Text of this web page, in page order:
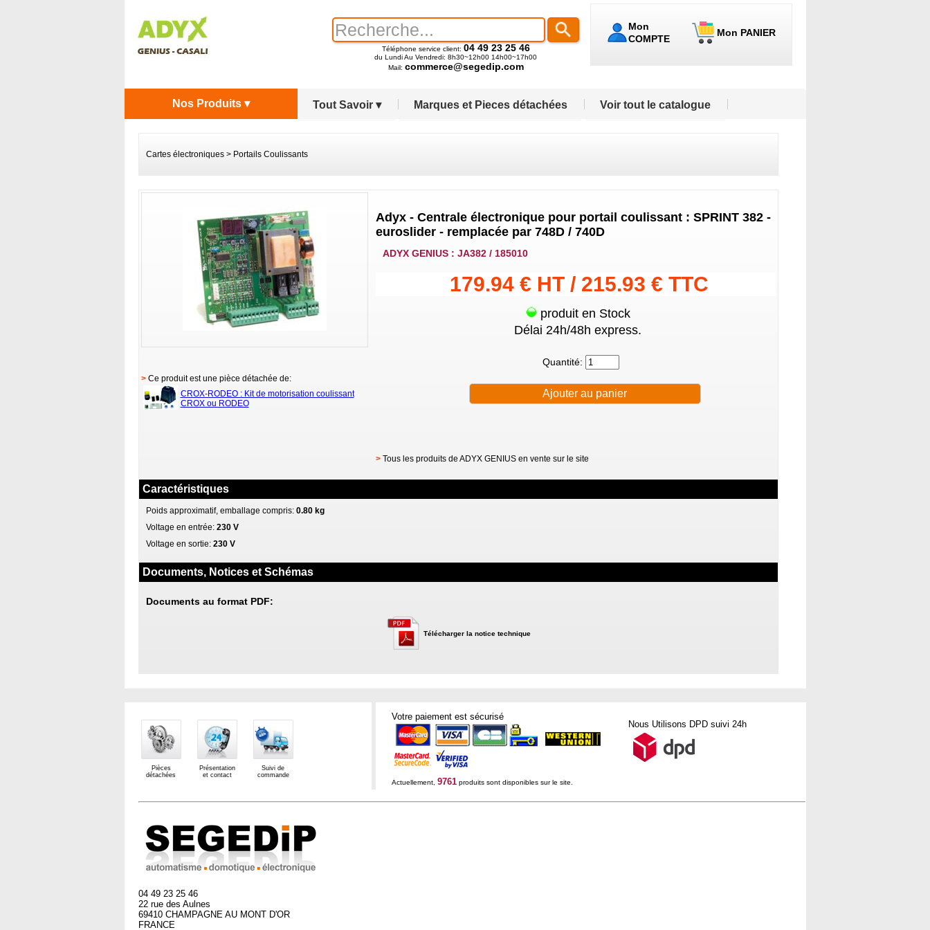
Mon
COMPTE
Mon PANIER
Téléphone service client: 04 49 23 25 46
du Lundi Au Vendredi: 8h30~12h00 14h00~17h00
Mail: commerce@segedip.com
Tout Savoir ▾ Marques et Pieces détachées Voir tout le catalogue
Nos Produits ▾
Cartes électroniques> Portails Coulissants
>Ce produit est une pièce détachée de:
CROX-RODEO : Kit de motorisation coulissant
CROX ou RODEO
Adyx - Centrale électronique pour portail coulissant : SPRINT 382 -
euroslider - remplacée par 748D / 740D
ADYX GENIUS : JA382 / 185010
179.94 € HT / 215.93 € TTC
produit en Stock
Délai 24h/48h express.
Quantité:
> Tous les produits de ADYX GENIUS en vente sur le site
Caractéristiques
Poids approximatif, emballage compris:0.80 kg
Voltage en entrée:230 V
Voltage en sortie:230 V
Documents, Notices et Schémas
Documents au format PDF:
Télécharger la notice technique
Pièces
détachées
Présentation
et contact
Suivi de
commande
Votre paiement est sécurisé
Nous Utilisons DPD suivi 24h
Actuellement, 9761produits sont disponibles sur le site.
04 49 23 25 46
22 rue des Aulnes
69410 CHAMPAGNE AU MONT D'OR
FRANCE